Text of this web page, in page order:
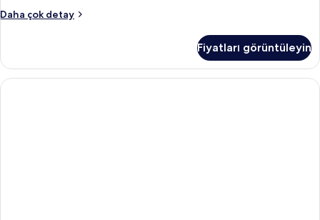
Daha çok detay
Classic
Oda
hakkında
daha
Fiyatları görüntüleyin